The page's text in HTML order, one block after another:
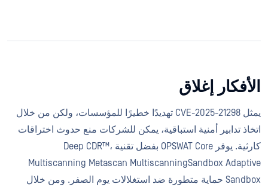
الأفكار إغلاق
يمثل CVE-2025-21298 تهديدًا خطيرًا للمؤسسات، ولكن من خلال
اتخاذ تدابير أمنية استباقية، يمكن للشركات منع حدوث اختراقات
كارثية. يوفر OPSWAT Core بفضل تقنية Deep CDR™،
Multiscanning Metascan MultiscanningSandbox Adaptive
Sandbox حماية متطورة ضد استغلالات يوم الصفر. ومن خلال